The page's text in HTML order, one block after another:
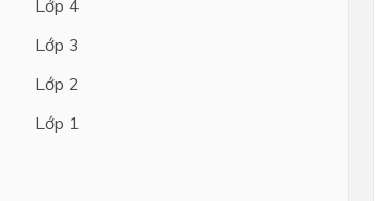
Lớp 4
Lớp 3
Lớp 2
Lớp 1